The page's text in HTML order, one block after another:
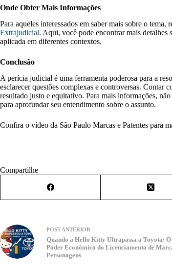
Onde Obter Mais Informações
Para aqueles interessados em saber mais sobre o
Extrajudicial. Aqui, você pode encontrar mais
aplicada em diferentes contextos.
Conclusão
A perícia judicial é uma ferramenta poderosa para a
esclarecer questões complexas e controversas. Contar
resultado justo e equitativo. Para mais informações,
para aprofundar seu entendimento sobre o assunto.
Confira o vídeo da São Paulo Marcas e Patentes para
Compartilhe
POST ANTERIOR
Quando a Hello Kitty Ultrapassa a Toyota: O
Poder Econômico do Licenciamento de
Personagens